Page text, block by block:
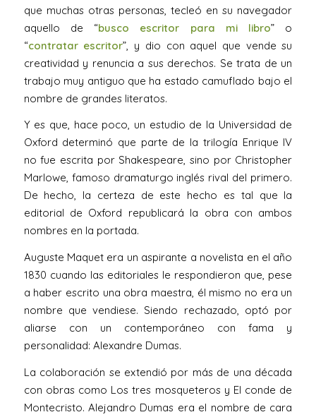
que muchas otras personas, tecleó en su navegador
aquello de “busco escritor para mi libro” o
“contratar escritor”, y dio con aquel que vende su
creatividad y renuncia a sus derechos. Se trata de un
trabajo muy antiguo que ha estado camuflado bajo el
nombre de grandes literatos.
Y es que, hace poco, un estudio de la Universidad de
Oxford determinó que parte de la trilogía Enrique IV
no fue escrita por Shakespeare, sino por Christopher
Marlowe, famoso dramaturgo inglés rival del primero.
De hecho, la certeza de este hecho es tal que la
editorial de Oxford republicará la obra con ambos
nombres en la portada.
Auguste Maquet era un aspirante a novelista en el año
1830 cuando las editoriales le respondieron que, pese
a haber escrito una obra maestra, él mismo no era un
nombre que vendiese. Siendo rechazado, optó por
aliarse con un contemporáneo con fama y
personalidad: Alexandre Dumas.
La colaboración se extendió por más de una década
con obras como Los tres mosqueteros y El conde de
Montecristo. Alejandro Dumas era el nombre de cara